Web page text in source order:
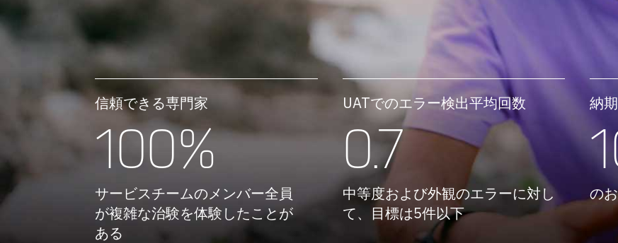
信頼できる専門家
100%
サービスチームのメンバー全員
が複雑な治験を体験したことが
ある
UATでのエラー検出平均回数
0.7
中等度および外観のエラーに対し
て、目標は5件以下
納
の